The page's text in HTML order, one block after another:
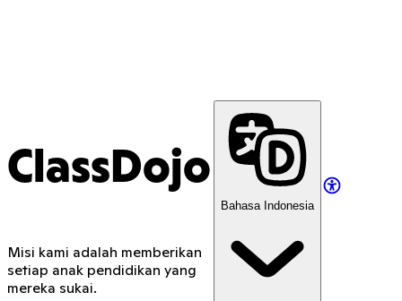
ClassDojo
Misi kami adalah memberikan
setiap anak pendidikan yang
mereka sukai.
Bahasa Indonesia